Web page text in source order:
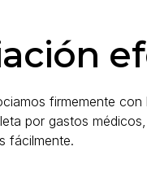
firmemente
por gastos
fácilmente.